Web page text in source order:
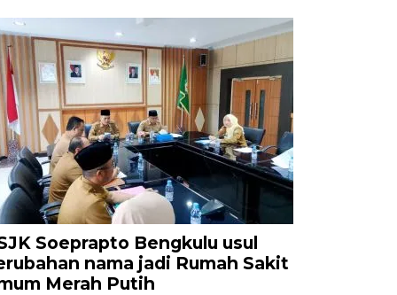
Soeprapto Bengkulu usul
nama jadi Rumah Sakit
Merah Putih